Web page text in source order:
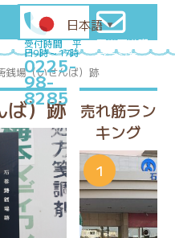
受付時間 平
日9時～17時
0225-
98-
8285
石巻圏満喫
プランを
コンシェル
ジュに相談
銭場（いせんば）跡
ば）跡
売れ筋ラン
キング
日本語 ▼